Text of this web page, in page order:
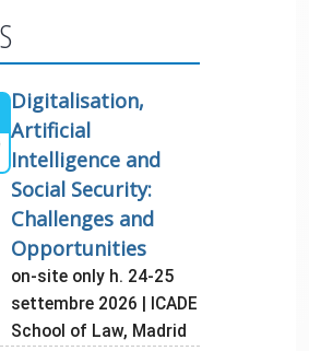
Digitalisation,
Artificial
Intelligence and
Social Security:
Challenges and
Opportunities
on-site only h. 24-25
settembre 2026 | ICADE
School of Law, Madrid